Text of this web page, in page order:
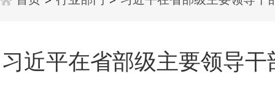
习近平在省部级主要领导